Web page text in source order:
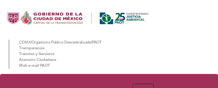
CDMX/Organismo Público Descentralizado/PAOT
Transparencia
Trámites y Servicios
Atención Ciudadana
Web e-mail PAOT